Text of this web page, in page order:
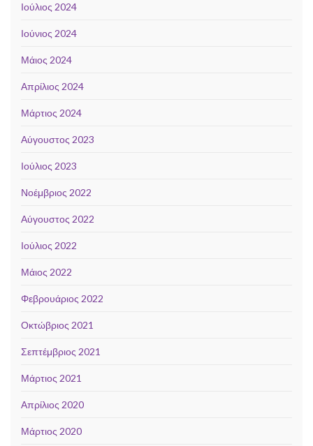
Ιούλιος 2024
Ιούνιος 2024
Μάιος 2024
Απρίλιος 2024
Μάρτιος 2024
Αύγουστος 2023
Ιούλιος 2023
Νοέμβριος 2022
Αύγουστος 2022
Ιούλιος 2022
Μάιος 2022
Φεβρουάριος 2022
Οκτώβριος 2021
Σεπτέμβριος 2021
Μάρτιος 2021
Απρίλιος 2020
Μάρτιος 2020